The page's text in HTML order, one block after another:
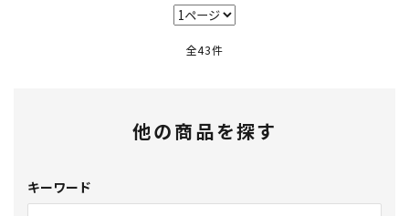
全43件
他の商品を探す
キーワード